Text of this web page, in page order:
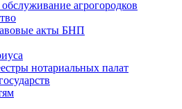
агрогородков
акты БНП
нотариальных палат